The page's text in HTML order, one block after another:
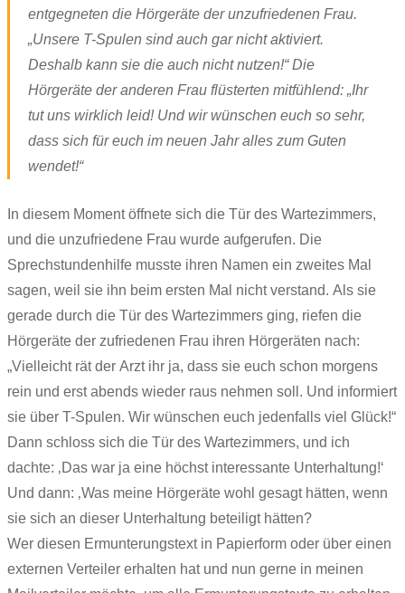
entgegneten die Hörgeräte der unzufriedenen Frau.
„Unsere T-Spulen sind auch gar nicht aktiviert.
Deshalb kann sie die auch nicht nutzen!“ Die
Hörgeräte der anderen Frau flüsterten mitfühlend: „Ihr
tut uns wirklich leid! Und wir wünschen euch so sehr,
dass sich für euch im neuen Jahr alles zum Guten
wendet!“
In diesem Moment öffnete sich die Tür des Wartezimmers,
und die unzufriedene Frau wurde aufgerufen. Die
Sprechstundenhilfe musste ihren Namen ein zweites Mal
sagen, weil sie ihn beim ersten Mal nicht verstand. Als sie
gerade durch die Tür des Wartezimmers ging, riefen die
Hörgeräte der zufriedenen Frau ihren Hörgeräten nach:
„Vielleicht rät der Arzt ihr ja, dass sie euch schon morgens
rein und erst abends wieder raus nehmen soll. Und informiert
sie über T-Spulen. Wir wünschen euch jedenfalls viel Glück!“
Dann schloss sich die Tür des Wartezimmers, und ich
dachte: ‚Das war ja eine höchst interessante Unterhaltung!‘
Und dann: ‚Was meine Hörgeräte wohl gesagt hätten, wenn
sie sich an dieser Unterhaltung beteiligt hätten?
Wer diesen Ermunterungstext in Papierform oder über einen
externen Verteiler erhalten hat und nun gerne in meinen